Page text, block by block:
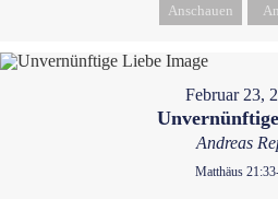
Anschauen
Februar 23,
Andreas
Matthäus